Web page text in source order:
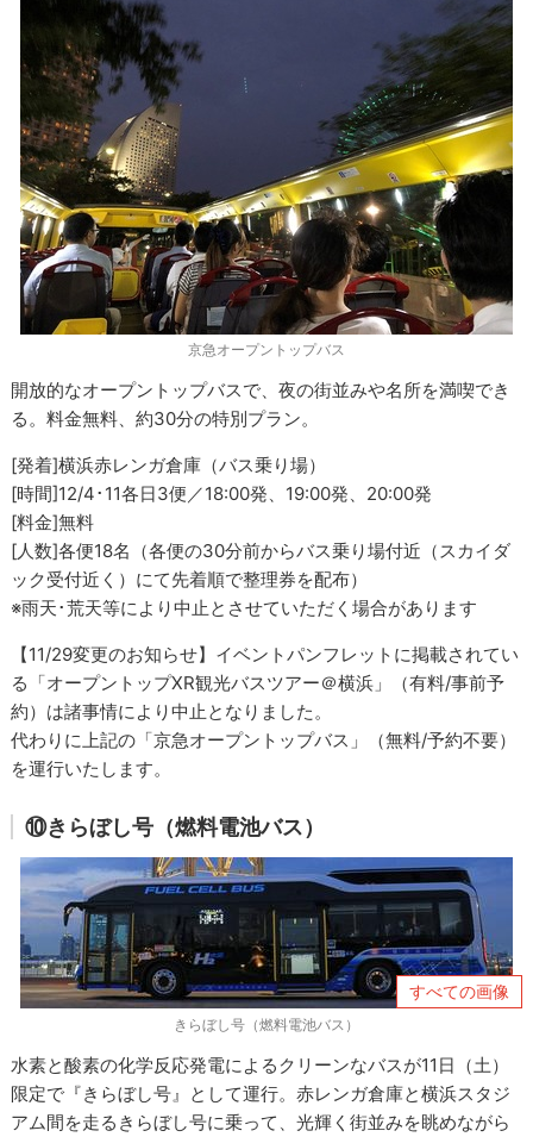
京急オープントップバス
開放的なオープントップバスで、夜の街並みや名所を満喫でき
る。料金無料、約30分の特別プラン。
[発着]横浜赤レンガ倉庫（バス乗り場）
[時間]12/4･11各日3便／18:00発、19:00発、20:00発
[料金]無料
[人数]各便18名（各便の30分前からバス乗り場付近（スカイダ
ック受付近く）にて先着順で整理券を配布）
※雨天･荒天等により中止とさせていただく場合があります
【11/29変更のお知らせ】イベントパンフレットに掲載されてい
る「オープントップXR観光バスツアー＠横浜」（有料/事前予
約）は諸事情により中止となりました。
代わりに上記の「京急オープントップバス」（無料/予約不要）
を運行いたします。
⑩きらぼし号（燃料電池バス）
すべての画像
きらぼし号（燃料電池バス）
水素と酸素の化学反応発電によるクリーンなバスが11日（土）
限定で『きらぼし号』として運行。赤レンガ倉庫と横浜スタジ
アム間を走るきらぼし号に乗って、光輝く街並みを眺めながら